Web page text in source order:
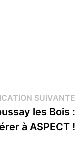
SUIVANTE
les Bois :
à ASPECT !